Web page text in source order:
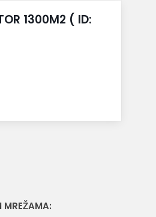
1300M2 ( ID:
MREŽAMA: